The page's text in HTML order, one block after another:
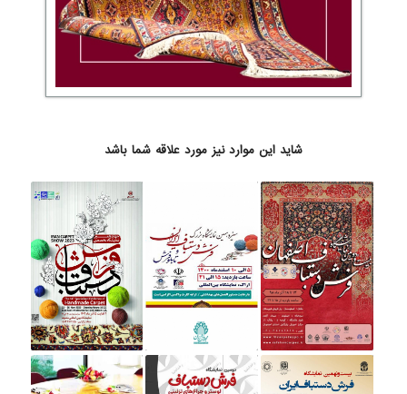
شاید این موارد نیز مورد علاقه شما باشد